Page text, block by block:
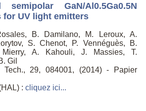
GaN/Al0.5Ga0.5N
for UV light emitters
B. Damilano, M. Leroux, A.
S. Chenot, P. Vennéguès, B.
A. Kahouli, J. Massies, T.
Gil
Tech., 29, 084001, (2014) - Papier
: cliquez ici...